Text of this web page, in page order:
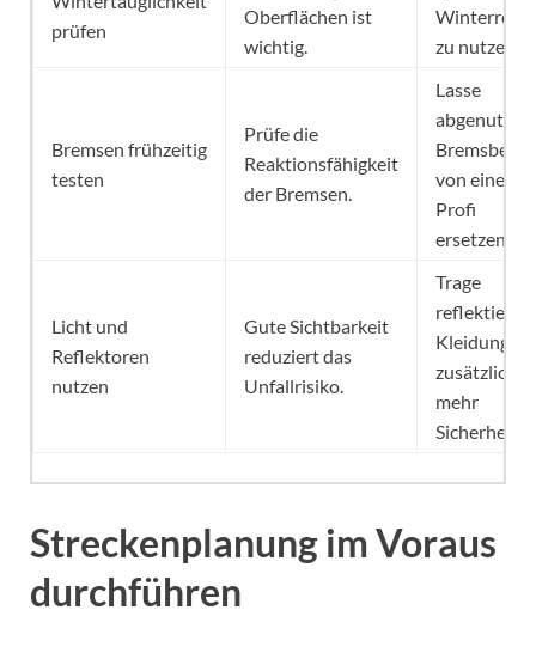
prüfen
Oberflächen ist
wichtig.
zu nutzen.
Bremsen frühzeitig
testen
Prüfe die
Reaktionsfähigkeit
der Bremsen.
Lasse
abgenutzte
von einem
Profi
ersetzen.
Licht und
Reflektoren
nutzen
Gute Sichtbarkeit
reduziert das
Unfallrisiko.
Trage
Kleidung
zusätzlich
mehr
Sicherheit.
Streckenplanung im Voraus
durchführen